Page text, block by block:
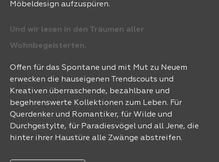
Möbeldesign aufzuspüren.
Und wir lesen in den Träumen aller
Wohnbegeisterten.
Offen für das Spontane und mit Mut zu Neuem
erwecken die hauseigenen Trendscouts und
Kreativen überraschende, bezahlbare und
begehrenswerte Kollektionen zum Leben. Für
Querdenker und Romantiker, für Wilde und
Durchgestylte, für Paradiesvögel und all Jene, die
hinter ihrer Haustüre alle Zwänge abstreifen.